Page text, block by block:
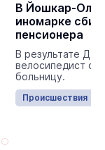
В Йошкар-Оле
иномарке
пенсионера
В результате
велосипедист с
больницу.
Происшествия